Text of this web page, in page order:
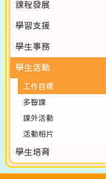
課程發展
學習支援
學生事務
學生活動
工作目標
多智課
課外活動
活動相片
學生培育